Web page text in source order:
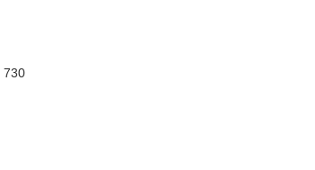
730